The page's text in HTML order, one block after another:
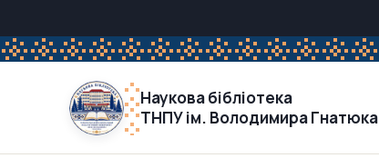
Наукова бібліотека
ТНПУ ім. Володимира Гнатюка